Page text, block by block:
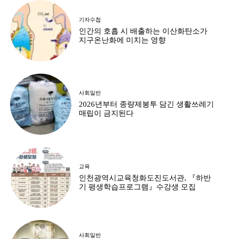
기자수첩
인간의 호흡 시 배출하는 이산화탄소가
지구온난화에 미치는 영향
사회일반
2026년부터 종량제봉투 담긴 생활쓰레기
매립이 금지된다
교육
인천광역시교육청화도진도서관, 『하반
기 평생학습프로그램』수강생 모집
사회일반